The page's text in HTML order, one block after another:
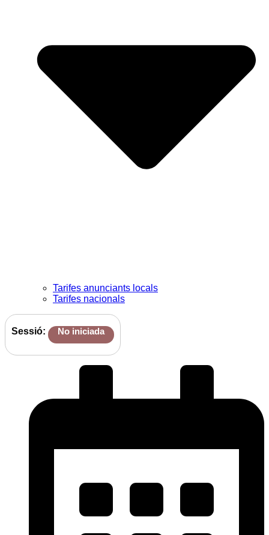
Tarifes anunciants locals
Tarifes nacionals
Sessió: No iniciada